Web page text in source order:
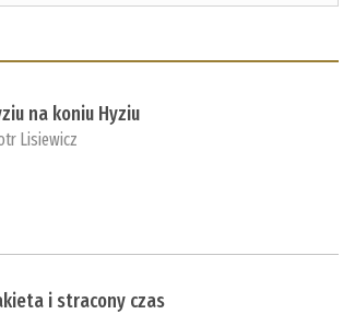
na koniu Hyziu
Lisiewicz
i stracony czas